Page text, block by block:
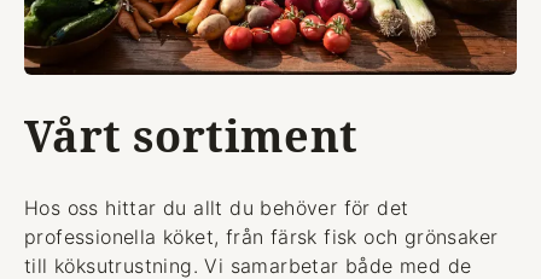
Vårt sortiment
Hos oss hittar du allt du behöver för det
professionella köket, från färsk fisk och grönsaker
till köksutrustning. Vi samarbetar både med de